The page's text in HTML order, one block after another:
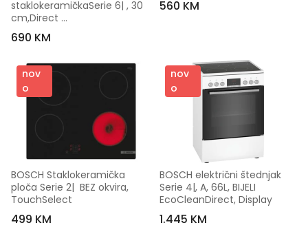
staklokeramičkaSerie 6| , 30
cm,Direct
select,PowerBoost,
690 KM
560 KM
nov
o
BOSCH Staklokeramička
ploča Serie 2|  BEZ okvira,
TouchSelect
499 KM
nov
o
BOSCH električni štednjak
Serie 4|, A, 66L, BIJELI
EcoCleanDirect, Display
1.445 KM